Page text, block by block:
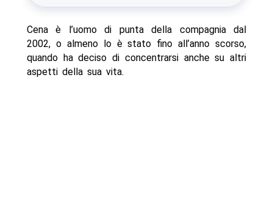
Cena è l’uomo di punta della compagnia dal
2002, o almeno lo è stato fino all’anno scorso,
quando ha deciso di concentrarsi anche su altri
aspetti della sua vita.